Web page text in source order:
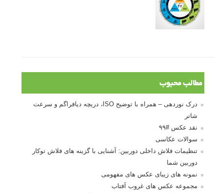
مطالب محبوب
درک نوردهی – همراه با توضیح ISO، دریچه دیافراگم و سرعت
شاتر
نقد عکس #۹۹
سوالات عکاسی
تنظیمات فلاش داخلی دوربین: آشنایی با گزینه های فلاش توکار
دوربین شما
نمونه های زیبای عکس های مفهومی
مجموعه عکس های غروب آفتاب